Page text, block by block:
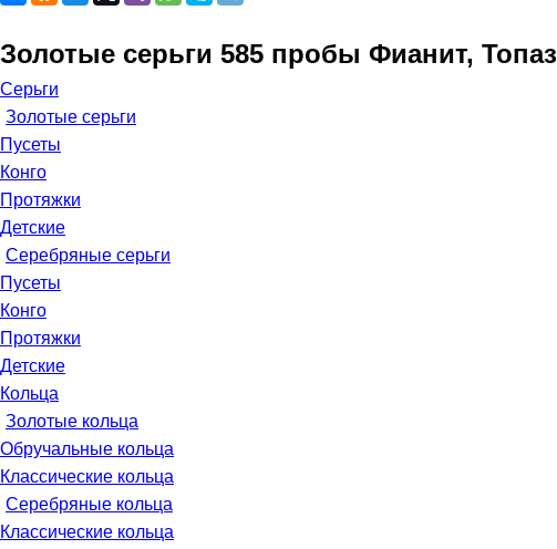
Золотые серьги 585 пробы Фианит, Топаз
Серьги
Золотые серьги
Пусеты
Конго
Протяжки
Детские
Серебряные серьги
Пусеты
Конго
Протяжки
Детские
Кольца
Золотые кольца
Обручальные кольца
Классические кольца
Серебряные кольца
Классические кольца